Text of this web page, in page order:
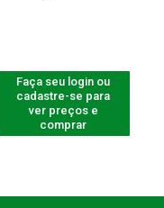
Faça seu login ou
cadastre-se para
ver preços e
comprar